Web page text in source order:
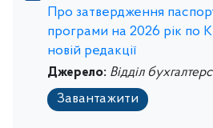
Про затвердження
програми на 2026 рік по
новій редакції
Джерело: Відділ
Завантажити